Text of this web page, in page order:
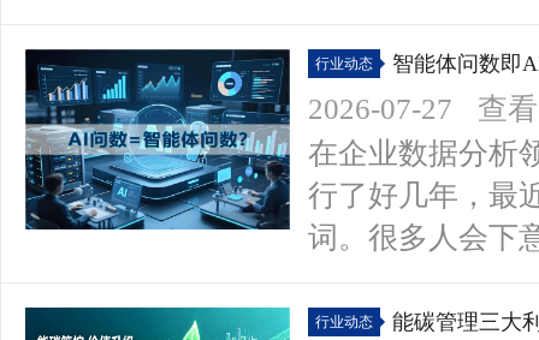
行业动态 智能体问数即
2026-07-27
查
在企业数据分析
行了好几年，最
词。很多人会下
行业动态 能碳管理三大